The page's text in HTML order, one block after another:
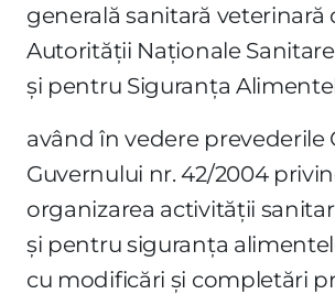
generală sanitară veterinară
Autorităţii Naţionale
şi pentru Siguranţa
având în vedere
Guvernului nr. 42/2004
organizarea activităţii
şi pentru siguranţa
cu modificări şi completări